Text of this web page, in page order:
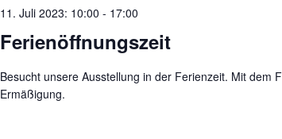
Ferienöffnungszeit
11. Juli 2023: 10:00 - 17:00
Besucht unsere Ausstellung in der Ferienzeit. Mit dem
Ermäßigung.